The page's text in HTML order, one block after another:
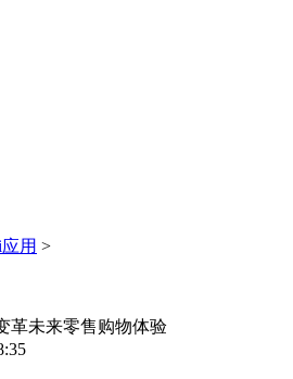
用 >
革未来零售购物体验